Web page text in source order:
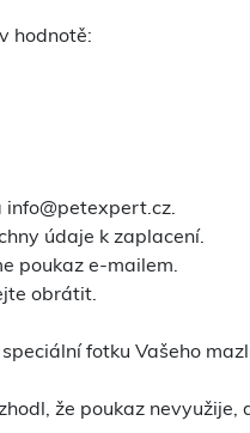
hodnotě:
údaje k zaplacení.
poukaz e-mailem.
obrátit.
fotku Vašeho
že poukaz